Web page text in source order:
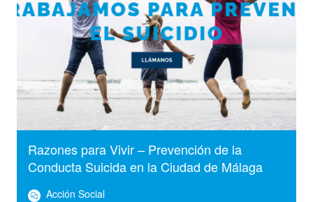
Razones para Vivir – Prevención de la
Conducta Suicida en la Ciudad de Málaga
Acción Social